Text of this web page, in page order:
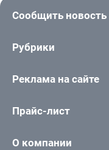
Сообщить новость
Рубрики
Реклама на сайте
Прайс-лист
О компании